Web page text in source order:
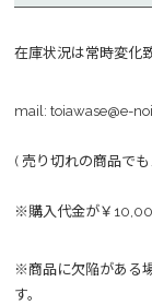
在庫状況は常時変化
mail: toiawase@e-
( 売り切れの商品で
※購入代金が￥
※商品に欠陥がある
す。